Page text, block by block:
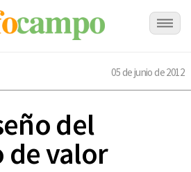
05 de junio de 2012
del
de valor